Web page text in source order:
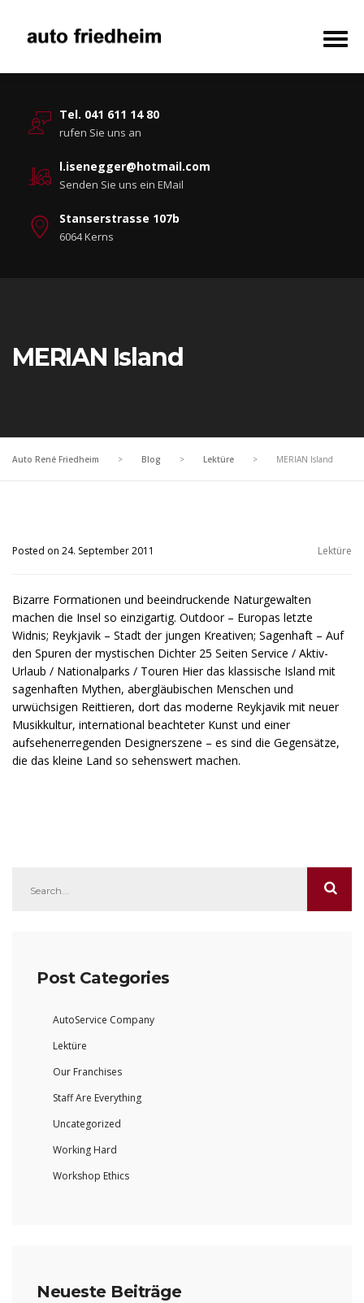
Tel. 041 611 14 80
rufen Sie uns an
l.isenegger@hotmail.com
Senden Sie uns ein EMail
Stanserstrasse 107b
6064 Kerns
MERIAN Island
Auto René Friedheim > Blog > Lektüre > MERIAN Island
Posted on 24. September 2011 Lektüre
Bizarre Formationen und beeindruckende Naturgewalten
machen die Insel so einzigartig. Outdoor – Europas letzte
Widnis; Reykjavik – Stadt der jungen Kreativen; Sagenhaft – Auf
den Spuren der mystischen Dichter 25 Seiten Service / Aktiv-
Urlaub / Nationalparks / Touren Hier das klassische Island mit
sagenhaften Mythen, abergläubischen Menschen und
urwüchsigen Reittieren, dort das moderne Reykjavik mit neuer
Musikkultur, international beachteter Kunst und einer
aufsehenerregenden Designerszene – es sind die Gegensätze,
die das kleine Land so sehenswert machen.
Post Categories
AutoService Company
Lektüre
Our Franchises
Staff Are Everything
Uncategorized
Working Hard
Workshop Ethics
Neueste Beiträge